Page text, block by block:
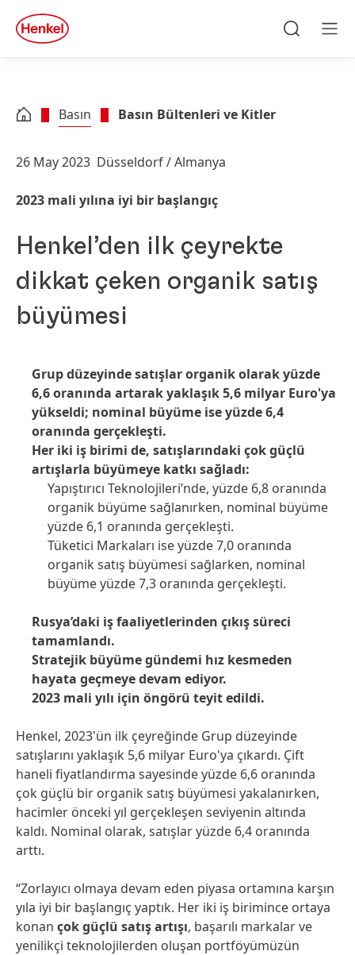
Skip to footer
quick
search
Basın Basın Bültenleri ve Kitler
26 May 2023 Düsseldorf / Almanya
2023 mali yılına iyi bir başlangıç
Henkel’den ilk çeyrekte
dikkat çeken organik satış
büyümesi
Grup düzeyinde satışlar organik olarak yüzde
6,6 oranında artarak yaklaşık 5,6 milyar Euro'ya
yükseldi; nominal büyüme ise yüzde 6,4
oranında gerçekleşti.
Her iki iş birimi de, satışlarındaki çok güçlü
artışlarla büyümeye katkı sağladı:
Yapıştırıcı Teknolojileri’nde, yüzde 6,8 oranında
organik büyüme sağlanırken, nominal büyüme
yüzde 6,1 oranında gerçekleşti.
Tüketici Markaları ise yüzde 7,0 oranında
organik satış büyümesi sağlarken, nominal
büyüme yüzde 7,3 oranında gerçekleşti.
Rusya’daki iş faaliyetlerinden çıkış süreci
tamamlandı.
Stratejik büyüme gündemi hız kesmeden
hayata geçmeye devam ediyor.
2023 mali yılı için öngörü teyit edildi.
Henkel, 2023'ün ilk çeyreğinde Grup düzeyinde
satışlarını yaklaşık 5,6 milyar Euro'ya çıkardı. Çift
haneli fiyatlandırma sayesinde yüzde 6,6 oranında
çok güçlü bir organik satış büyümesi yakalanırken,
hacimler önceki yıl gerçekleşen seviyenin altında
kaldı. Nominal olarak, satışlar yüzde 6,4 oranında
arttı.
“Zorlayıcı olmaya devam eden piyasa ortamına karşın
yıla iyi bir başlangıç yaptık. Her iki iş birimince ortaya
konan çok güçlü satış artışı, başarılı markalar ve
yenilikçi teknolojilerden oluşan portföyümüzün